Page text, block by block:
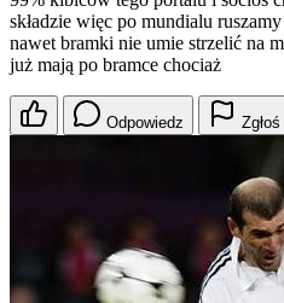
składzie więc po mundialu
nawet bramki nie umie strzelić na
już mają po bramce chociaż
Odpowiedz Zgłoś